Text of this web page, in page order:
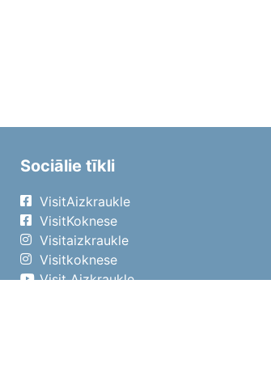
Sociālie tīkli
VisitAizkraukle
VisitKoknese
Visitaizkraukle
Visitkoknese
Visit Aizkraukle